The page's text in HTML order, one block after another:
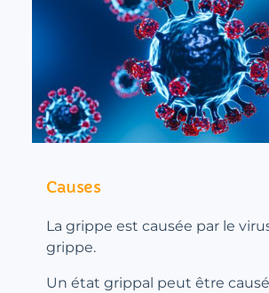
Causes
La grippe est causée par le
grippe.
Un état grippal peut être